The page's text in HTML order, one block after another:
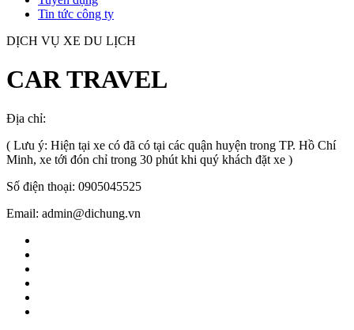
Tin tức công ty
DỊCH VỤ XE DU LỊCH
CAR TRAVEL
Địa chỉ:
( Lưu ý: Hiện tại xe có đã có tại các quận huyện trong TP. Hồ Chí
Minh, xe tới đón chỉ trong 30 phút khi quý khách đặt xe )
Số điện thoại: 0905045525
Email: admin@dichung.vn